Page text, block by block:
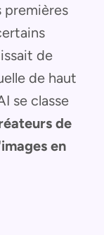
premières
de
de haut
se classe
de
en